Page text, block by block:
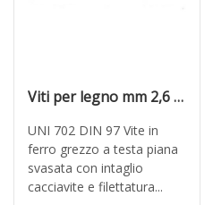
Viti per legno mm 2,6 x 25 in ferro grezzo T.P.S. taglio cacciavite
UNI 702 DIN 97 Vite in
ferro grezzo a testa piana
svasata con intaglio
cacciavite e filettatura...